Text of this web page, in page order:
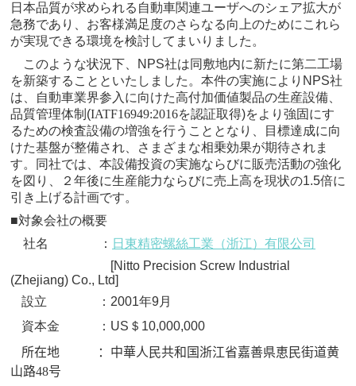
日本品質が求められる自動車関連ユーザへのシェア拡大が
急務であり、お客様満足度のさらなる向上のためにこれら
が実現できる環境を検討してまいりました。
このような状況下、
NPS社は同敷地内に新たに第二工場
を新築することといたしました。本件の実施により NPS社
は、自動車業界参入に向けた高付加価値製品の生産設備、
品質管理体制 (IATF16949:2016を認証取得)をより強固にす
るための検査設備の増強を行うこととなり、目標達成に向
けた基盤が整備され、さまざまな相乗効果が期待されま
す。同社では、本設備投資の実施ならびに販売活動の強化
を図り、２年後に生産能力ならびに売上高を現状の1.5倍に
引き上げる計画です。
■対象会社の概要
社名 ： 日東精密螺絲工業（浙江）有限公司
[Nitto Precision Screw Industrial
(Zhejiang) Co., Ltd]
設立 ： 2001年9月
資本金 ： US ＄ 10,000,000
所在地 ：中華人民共和国浙江省嘉善県恵民街道黄
山路48号